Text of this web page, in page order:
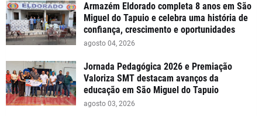
Armazém Eldorado completa 8 anos em São
Miguel do Tapuio e celebra uma história de
confiança, crescimento e oportunidades
agosto 04, 2026
Jornada Pedagógica 2026 e Premiação
Valoriza SMT destacam avanços da
educação em São Miguel do Tapuio
agosto 03, 2026